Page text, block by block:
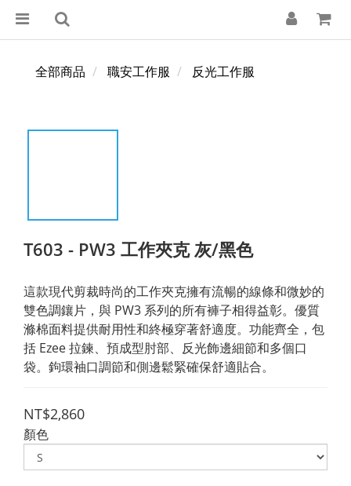
全部商品 職安工作服 反光工作服
T603 - PW3 工作夾克 灰/黑色
這款現代剪裁時尚的工作夾克擁有流暢的線條和微妙的
雙色調鑲片，與 PW3 系列的所有褲子相得益彰。優質
滌棉面料提供耐用性和終極穿著舒適度。功能齊全，包
括 Ezee 拉鍊、預成型肘部、反光飾邊細節和多個口
袋。鉤環袖口調節和側邊鬆緊確保舒適貼合。
NT$2,860
顏色